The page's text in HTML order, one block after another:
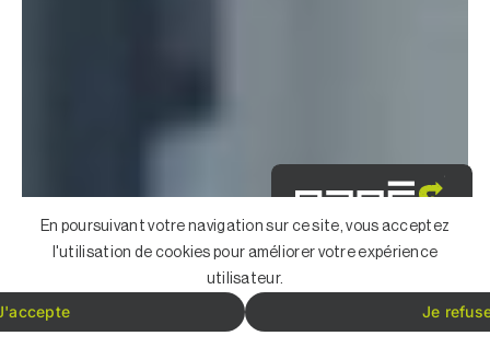
Notre plateforme de
En poursuivant votre navigation sur ce site, vous acceptez
l'utilisation de cookies pour améliorer votre expérience
utilisateur.
Je